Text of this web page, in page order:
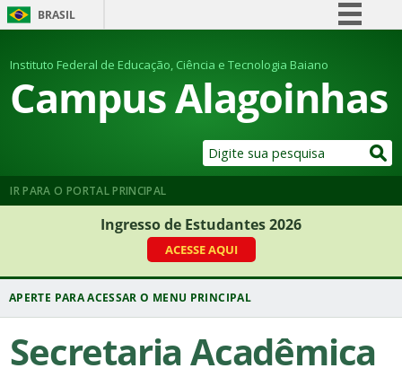
BRASIL
Comunica BR
Participe
Legislação
Instituto Federal de Educação, Ciência e Tecnologia Baiano
Campus Alagoinhas
IR PARA O PORTAL PRINCIPAL
Ingresso de Estudantes 2026
ACESSE AQUI
Secretaria Acadêmica